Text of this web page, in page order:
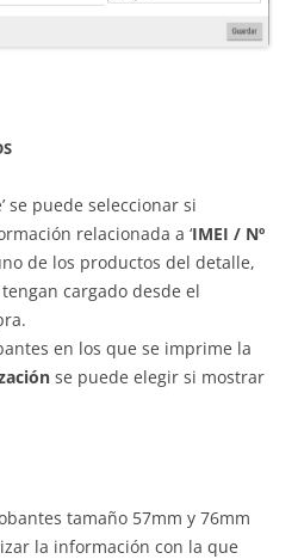
se puede seleccionar si
relacionada a ‘IMEI / Nº
de los productos del detalle,
cargado desde el
en los que se imprime la
se puede elegir si mostrar
tamaño 57mm y 76mm
la información con la que